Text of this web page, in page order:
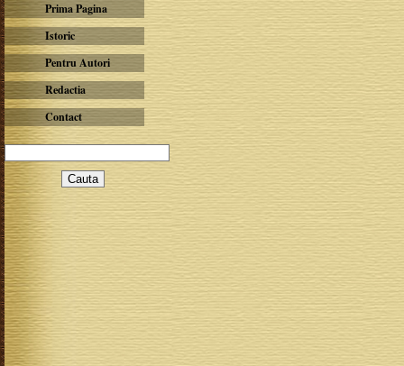
Prima Pagina
Istoric
Pentru Autori
Redactia
Contact